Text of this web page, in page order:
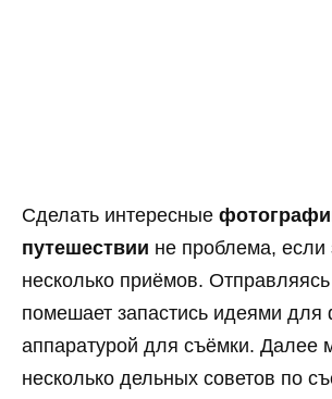
Сделать интересные
путешествии не проблема, если
несколько приёмов.
помешает запастись идеями для
аппаратурой для съёмки. Далее
несколько дельных советов по